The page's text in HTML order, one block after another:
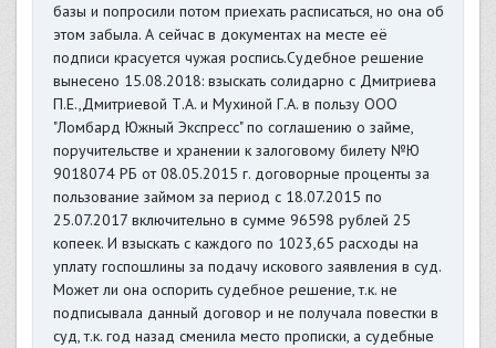
базы и попросили потом приехать расписаться, но она об
этом забыла. А сейчас в документах на месте её
подписи красуется чужая роспись.Судебное решение
вынесено 15.08.2018: взыскать солидарно с Дмитриева
П.Е.,Дмитриевой Т.А. и Мухиной Г.А. в пользу ООО
"Ломбард Южный Экспресс" по соглашению о займе,
поручительстве и хранении к залоговому билету №Ю
9018074 РБ от 08.05.2015 г. договорные проценты за
пользование займом за период с 18.07.2015 по
25.07.2017 включительно в сумме 96598 рублей 25
копеек. И взыскать с каждого по 1023,65 расходы на
уплату госпошлины за подачу искового заявления в суд.
Может ли она оспорить судебное решение, т.к. не
подписывала данный договор и не получала повестки в
суд, т.к. год назад сменила место прописки, а судебные